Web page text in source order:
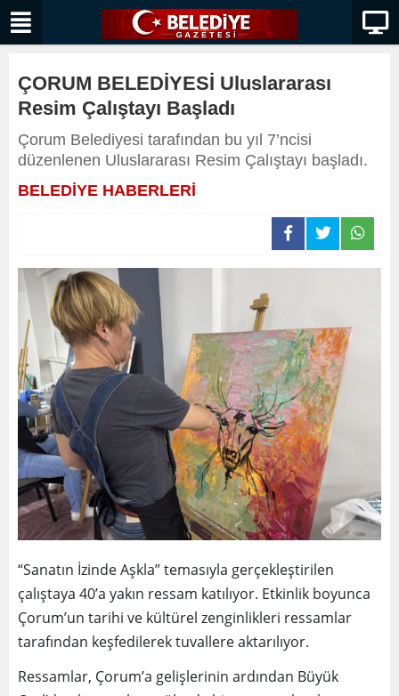
ÇORUM BELEDİYESİ Uluslararası
Resim Çalıştayı Başladı
Çorum Belediyesi tarafından bu yıl 7’ncisi
düzenlenen Uluslararası Resim Çalıştayı başladı.
BELEDİYE HABERLERİ
“Sanatın İzinde Aşkla” temasıyla gerçekleştirilen
çalıştaya 40’a yakın ressam katılıyor. Etkinlik boyunca
Çorum’un tarihi ve kültürel zenginlikleri ressamlar
tarafından keşfedilerek tuvallere aktarılıyor.
Ressamlar, Çorum’a gelişlerinin ardından Büyük